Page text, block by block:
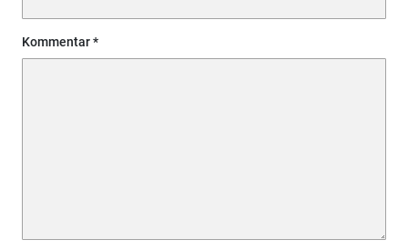
Kommentar